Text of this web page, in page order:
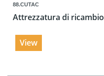
88.CUTAC
Attrezzatura di ricambio
View